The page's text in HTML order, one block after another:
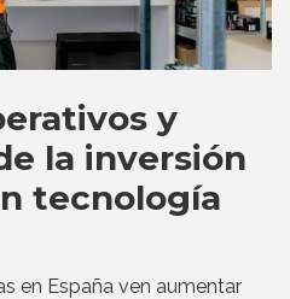
y
la inversión
tecnología
en España ven aumentar